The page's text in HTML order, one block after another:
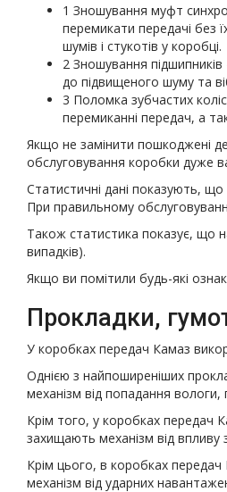
1 Зношування муфт
перемикати передачі без
шумів і стукотів у коробці.
2 Зношування
до підвищеного шуму та
3 Поломка зубчастих
перемиканні передач, а
Якщо не замінити пошкоджені
обслуговування коробки дуже
Статистичні дані показують,
При правильному
Також статистика показує, що
випадків).
Якщо ви помітили будь-які
Прокладки,
У коробках передач Камаз
Однією з найпоширеніших
механізм від попадання
Крім того, у коробках передач
захищають механізм від
Крім цього, в коробках
механізм від ударних